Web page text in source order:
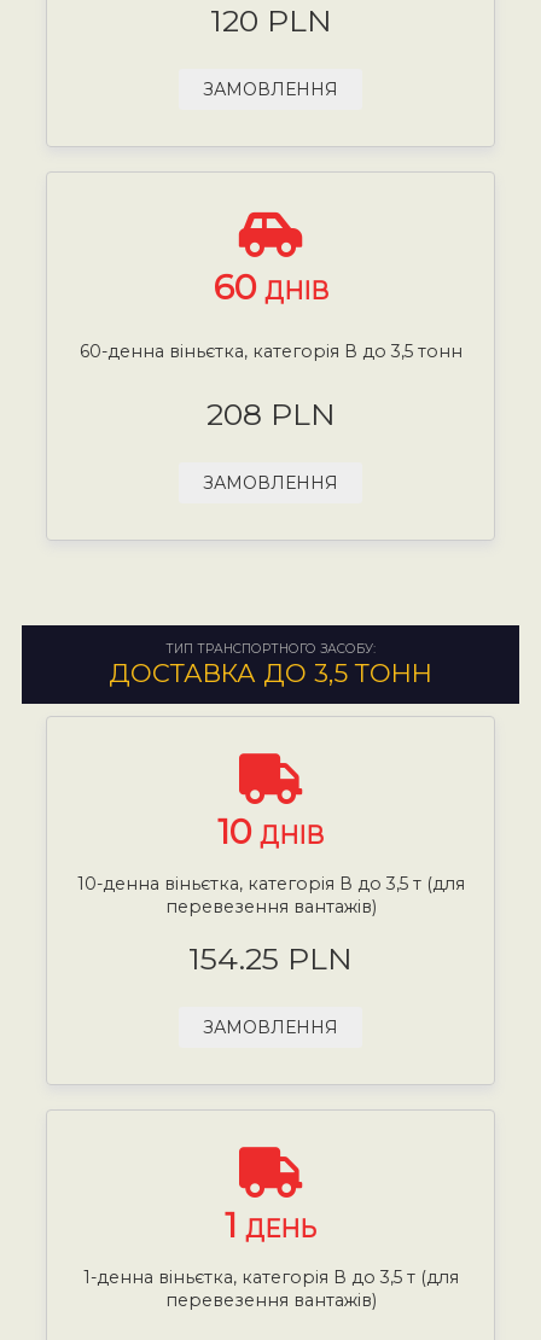
120 PLN
ЗАМОВЛЕННЯ
60 ДНІВ
60-денна віньєтка, категорія В до 3,5 тонн
208 PLN
ЗАМОВЛЕННЯ
ТИП ТРАНСПОРТНОГО ЗАСОБУ:
ДОСТАВКА ДО 3,5 ТОНН
10 ДНІВ
10-денна віньєтка, категорія В до 3,5 т (для
перевезення вантажів)
154.25 PLN
ЗАМОВЛЕННЯ
1 ДЕНЬ
1-денна віньєтка, категорія В до 3,5 т (для
перевезення вантажів)